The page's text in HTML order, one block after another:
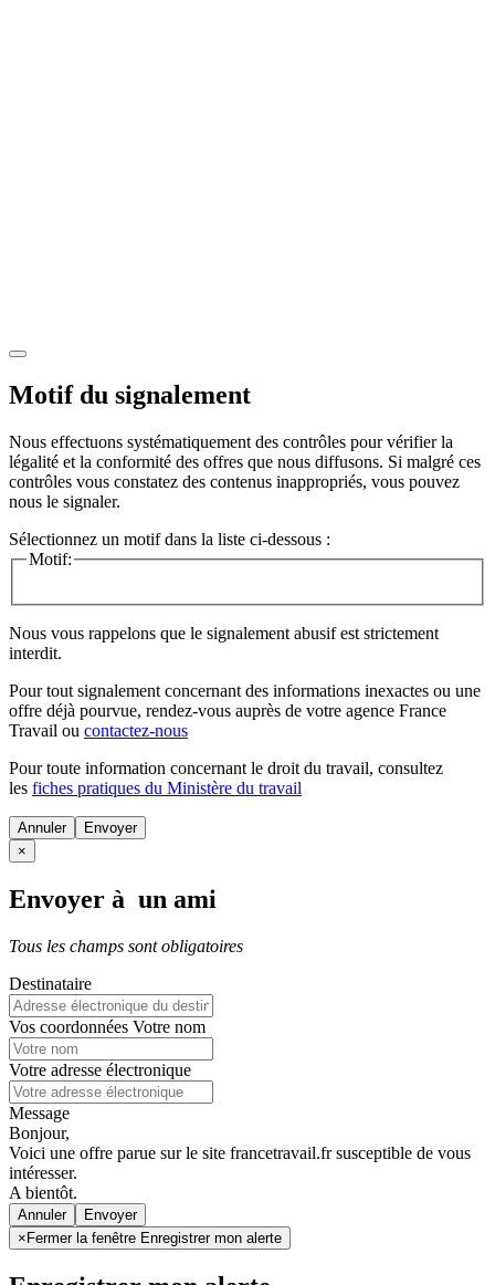
Motif du signalement
Nous effectuons systématiquement des contrôles pour vérifier la
légalité et la conformité des offres que nous diffusons. Si malgré ces
contrôles vous constatez des contenus inappropriés, vous pouvez
nous le signaler.
Sélectionnez un motif dans la liste ci-dessous :
Motif:
Nous vous rappelons que le signalement abusif est strictement
interdit.
Pour tout signalement concernant des informations inexactes ou une
offre déjà pourvue, rendez-vous auprès de votre agence France
Travail ou contactez-nous
Pour toute information concernant le droit du travail, consultez
les fiches pratiques du Ministère du travail
Annuler
×
Envoyer à un ami
Tous les champs sont obligatoires
Destinataire
Vos coordonnées Votre nom
Votre adresse électronique
Message
Bonjour,
Voici une offre parue sur le site francetravail.fr susceptible de vous
intéresser.
A bientôt.
Annuler
× Fermer la fenêtre Enregistrer mon alerte